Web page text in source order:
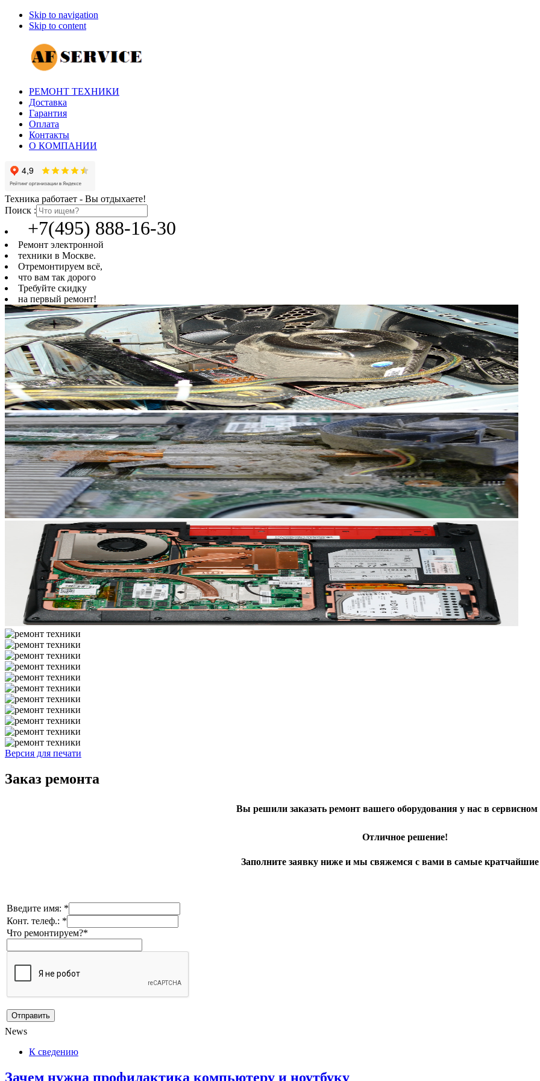
Skip to navigation
Skip to content
РЕМОНТ ТЕХНИКИ
Доставка
Гарантия
Оплата
Контакты
О КОМПАНИИ
Техника работает - Вы отдыхаете!
Поиск :
+7(495) 888-16-30
Ремонт электронной
техники в Москве.
Отремонтируем всё,
что вам так дорого
Требуйте скидку
на первый ремонт!
Версия для печати
Заказ ремонта
Вы решили заказать ремонт вашего оборудования у нас в сервисном
Отличное решение!
Заполните заявку ниже и мы свяжемся с вами в самые кратчайшие
Введите имя: *
Конт. телеф.: *
Что ремонтируем?*
News
К сведению
Зачем нужна профилактика компьютеру и ноутбуку